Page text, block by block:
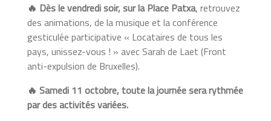
🔥 Dès le vendredi soir, sur la Place Patxa, retrouvez
des animations, de la musique et la conférence
gesticulée participative « Locataires de tous les
pays, unissez-vous ! » avec Sarah de Laet (Front
anti-expulsion de Bruxelles).
🔥 Samedi 11 octobre, toute la journée sera rythmée
par des activités variées.